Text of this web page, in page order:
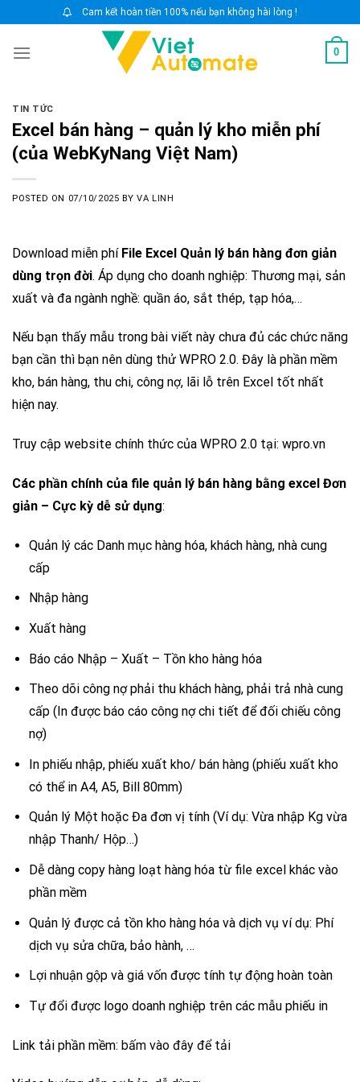
content
Cam kết hoàn tiền 100% nếu bạn không hài lòng !
0
TIN TỨC
Excel bán hàng – quản lý kho miễn phí
(của WebKyNang Việt Nam)
POSTED ON 07/10/2025 BYVA LINH
Download miễn phí File Excel Quản lý bán hàng đơn giản
dùng trọn đời. Áp dụng cho doanh nghiệp: Thương mại, sản
xuất và đa ngành nghề: quần áo, sắt thép, tạp hóa,…
Nếu bạn thấy mẫu trong bài viết này chưa đủ các chức năng
bạn cần thì bạn nên dùng thử WPRO 2.0. Đây là phần mềm
kho, bán hàng, thu chi, công nợ, lãi lỗ trên Excel tốt nhất
hiện nay.
Truy cập website chính thức của WPRO 2.0 tại: wpro.vn
Các phần chính của file quản lý bán hàng bằng excel Đơn
giản – Cực kỳ dễ sử dụng:
Quản lý các Danh mục hàng hóa, khách hàng, nhà cung
cấp
Nhập hàng
Xuất hàng
Báo cáo Nhập – Xuất – Tồn kho hàng hóa
Theo dõi công nợ phải thu khách hàng, phải trả nhà cung
cấp (In được báo cáo công nợ chi tiết để đối chiếu công
nợ)
In phiếu nhập, phiếu xuất kho/ bán hàng (phiếu xuất kho
có thể in A4, A5, Bill 80mm)
Quản lý Một hoặc Đa đơn vị tính (Ví dụ: Vừa nhập Kg vừa
nhập Thanh/ Hộp…)
Dễ dàng copy hàng loạt hàng hóa từ file excel khác vào
phần mềm
Quản lý được cả tồn kho hàng hóa và dịch vụ ví dụ: Phí
dịch vụ sửa chữa, bảo hành, …
Lợi nhuận gộp và giá vốn được tính tự động hoàn toàn
Tự đổi được logo doanh nghiệp trên các mẫu phiếu in
Link tải phần mềm: bấm vào đây để tải